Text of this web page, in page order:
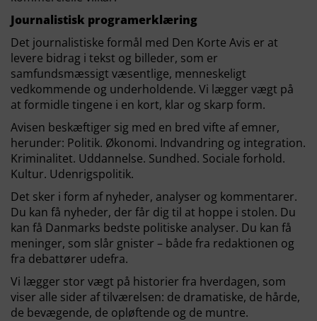
Journalistisk programerklæring
Det journalistiske formål med Den Korte Avis er at
levere bidrag i tekst og billeder, som er
samfundsmæssigt væsentlige, menneskeligt
vedkommende og underholdende. Vi lægger vægt på
at formidle tingene i en kort, klar og skarp form.
Avisen beskæftiger sig med en bred vifte af emner,
herunder: Politik. Økonomi. Indvandring og integration.
Kriminalitet. Uddannelse. Sundhed. Sociale forhold.
Kultur. Udenrigspolitik.
Det sker i form af nyheder, analyser og kommentarer.
Du kan få nyheder, der får dig til at hoppe i stolen. Du
kan få Danmarks bedste politiske analyser. Du kan få
meninger, som slår gnister – både fra redaktionen og
fra debattører udefra.
Vi lægger stor vægt på historier fra hverdagen, som
viser alle sider af tilværelsen: de dramatiske, de hårde,
de bevægende, de opløftende og de muntre.